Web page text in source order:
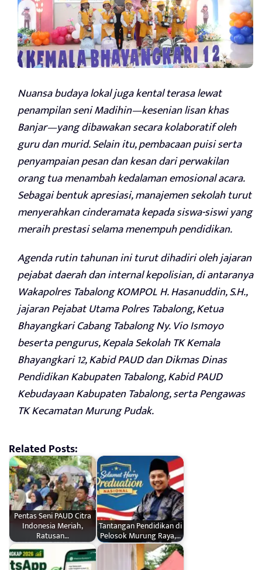
Nuansa budaya lokal juga kental terasa lewat
penampilan seni Madihin—kesenian lisan khas
Banjar—yang dibawakan secara kolaboratif oleh
guru dan murid. Selain itu, pembacaan puisi serta
penyampaian pesan dan kesan dari perwakilan
orang tua menambah kedalaman emosional acara.
Sebagai bentuk apresiasi, manajemen sekolah turut
menyerahkan cinderamata kepada siswa-siswi yang
meraih prestasi selama menempuh pendidikan.
Agenda rutin tahunan ini turut dihadiri oleh jajaran
pejabat daerah dan internal kepolisian, di antaranya
Wakapolres Tabalong KOMPOL H. Hasanuddin, S.H.,
jajaran Pejabat Utama Polres Tabalong, Ketua
Bhayangkari Cabang Tabalong Ny. Vio Ismoyo
beserta pengurus, Kepala Sekolah TK Kemala
Bhayangkari 12, Kabid PAUD dan Dikmas Dinas
Pendidikan Kabupaten Tabalong, Kabid PAUD
Kebudayaan Kabupaten Tabalong, serta Pengawas
TK Kecamatan Murung Pudak.
Related Posts:
Pentas Seni PAUD Citra
Indonesia Meriah,
Ratusan…
Tantangan Pendidikan di
Pelosok Murung Raya,…